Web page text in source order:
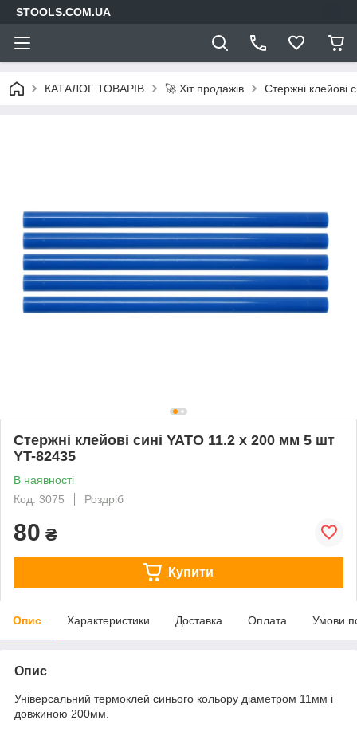
STOOLS.COM.UA
КАТАЛОГ ТОВАРІВ 🚀 Хіт продажів Стержні клейові
Стержні клейові сині YATO 11.2 x 200 мм 5 шт
YT-82435
В наявності
Код: 3075
Роздріб
80 ₴
Купити
Опис Характеристики Доставка Оплата Умови
Опис
Універсальний термоклей синього кольору діаметром 11мм і
довжиною 200мм.